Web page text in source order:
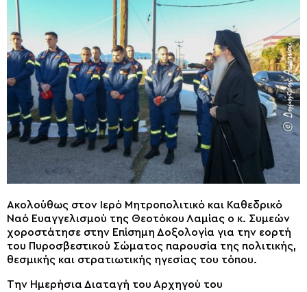
Ακολούθως στον Ιερό Μητροπολιτικό και Καθεδρικό
Ναό Ευαγγελισμού της Θεοτόκου Λαμίας ο κ. Συμεών
χοροστάτησε στην Επίσημη Δοξολογία για την εορτή
του Πυροσβεστικού Σώματος παρουσία της πολιτικής,
θεσμικής και στρατιωτικής ηγεσίας του τόπου.
Την Ημερήσια Διαταγή του Αρχηγού του